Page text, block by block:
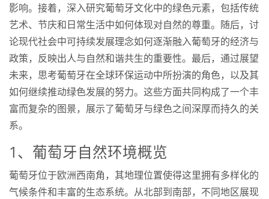
影响。接着，深入研究葡萄牙文化中的绿色元素，包括传统
艺术、节庆和日常生活中如何体现对自然的尊重。随后，讨
论现代社会中可持续发展理念如何逐渐融入葡萄牙的经济与
政策，反映出人与自然和谐共生的重要性。最后，通过展望
未来，思考葡萄牙在全球环保运动中所扮演的角色，以及其
如何继续推动绿色发展的努力。这些方面共同构成了一个丰
富而复杂的图景，展示了葡萄牙与绿色之间深厚而持久的关
系。
1、葡萄牙自然环境概览
葡萄牙位于欧洲西南角，其地理位置使得这里拥有多样化的
气候条件和丰富的生态系统。从北部到南部，不同地区展现